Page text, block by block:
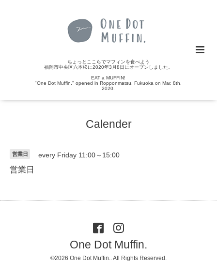
ちょっとここらでマフィンを食べよう
福岡市中央区六本松に2020年3月8日にオープンしました。
EAT a MUFFIN!
"One Dot Muffin." opened in Ropponmatsu, Fukuoka on Mar. 8th,
2020.
Calender
営業日 every Friday 11:00～15:00
営業日
One Dot Muffin.
©2026 One Dot Muffin. . All Rights Reserved.